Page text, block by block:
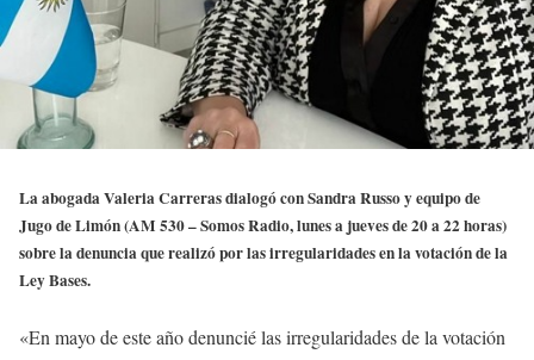
La abogada Valeria Carreras dialogó con Sandra Russo y equipo de
Jugo de Limón (AM 530 – Somos Radio, lunes a jueves de 20 a 22 horas)
sobre la denuncia que realizó por las irregularidades en la votación de la
Ley Bases.
«En mayo de este año denuncié las irregularidades de la votación